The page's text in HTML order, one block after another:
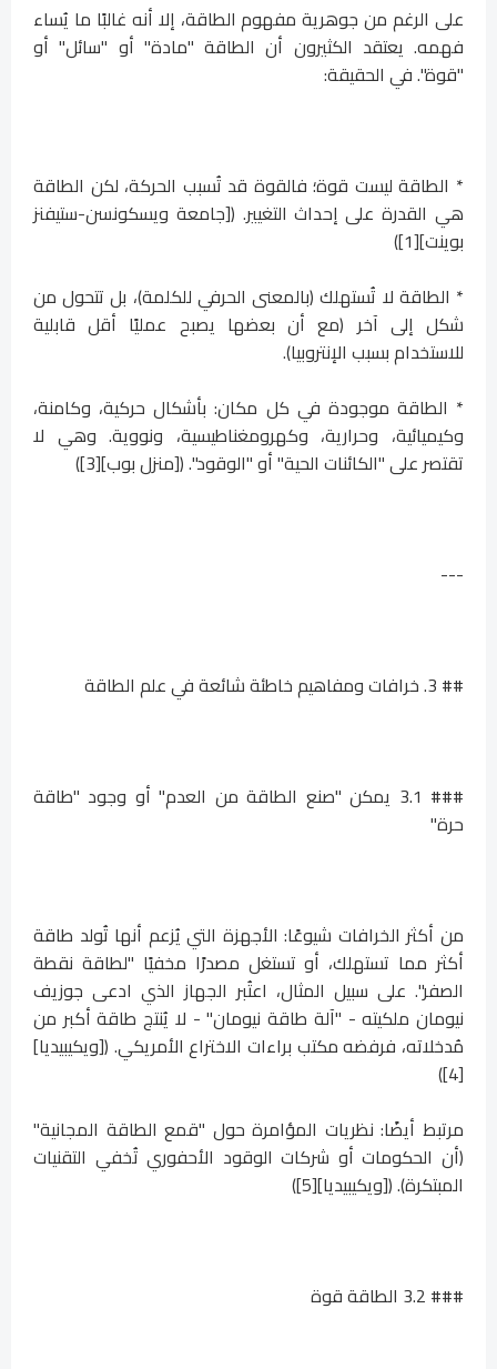
على الرغم من جوهرية مفهوم الطاقة، إلا أنه غالبًا ما يُساء
فهمه. يعتقد الكثيرون أن الطاقة "مادة" أو "سائل" أو
"قوة". في الحقيقة:
* الطاقة ليست قوة؛ فالقوة قد تُسبب الحركة، لكن الطاقة
هي القدرة على إحداث التغيير. ([جامعة ويسكونسن-ستيفنز
بوينت][1])
* الطاقة لا تُستهلك (بالمعنى الحرفي للكلمة)، بل تتحول من
شكل إلى آخر (مع أن بعضها يصبح عمليًا أقل قابلية
للاستخدام بسبب الإنتروبيا).
* الطاقة موجودة في كل مكان: بأشكال حركية، وكامنة،
وكيميائية، وحرارية، وكهرومغناطيسية، ونووية. وهي لا
تقتصر على "الكائنات الحية" أو "الوقود". ([منزل بوب][3])
---
## 3. خرافات ومفاهيم خاطئة شائعة في علم الطاقة
### 3.1 يمكن "صنع الطاقة من العدم" أو وجود "طاقة
حرة"
من أكثر الخرافات شيوعًا: الأجهزة التي يُزعم أنها تُولد طاقة
أكثر مما تستهلك، أو تستغل مصدرًا مخفيًا "لطاقة نقطة
الصفر". على سبيل المثال، اعتُبر الجهاز الذي ادعى جوزيف
نيومان ملكيته - "آلة طاقة نيومان" - لا يُنتج طاقة أكبر من
مُدخلاته، فرفضه مكتب براءات الاختراع الأمريكي. ([ويكيبيديا]
[4])
مرتبط أيضًا: نظريات المؤامرة حول "قمع الطاقة المجانية"
(أن الحكومات أو شركات الوقود الأحفوري تُخفي التقنيات
المبتكرة). ([ويكيبيديا][5])
### 3.2 الطاقة قوة